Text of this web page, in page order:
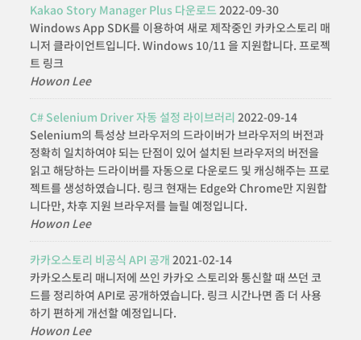
Kakao Story Manager Plus 다운로드 2022-09-30
Windows App SDK를 이용하여 새로 제작중인 카카오스토리 매
니저 클라이언트입니다. Windows 10/11 을 지원합니다. 프로젝
트 링크
Howon Lee
C# Selenium Driver 자동 설정 라이브러리 2022-09-14
Selenium의 특성상 브라우저의 드라이버가 브라우저의 버전과
정확히 일치하여야 되는 단점이 있어 설치된 브라우저의 버전을
읽고 해당하는 드라이버를 자동으로 다운로드 및 캐싱해주는 프로
젝트를 생성하였습니다. 링크 현재는 Edge와 Chrome만 지원합
니다만, 차후 지원 브라우저를 늘릴 예정입니다.
Howon Lee
카카오스토리 비공식 API 공개 2021-02-14
카카오스토리 매니저에 쓰인 카카오 스토리와 통신할 때 쓰던 코
드를 정리하여 API로 공개하였습니다. 링크 시간나면 좀 더 사용
하기 편하게 개선할 예정입니다.
Howon Lee